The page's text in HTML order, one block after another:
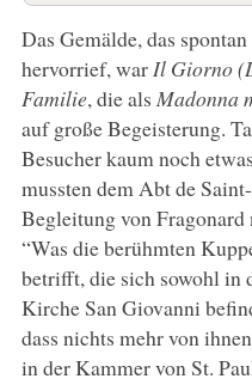
Das Gemälde, das
hervorrief, warIl Giorno
Familie, die als Madonna
auf große Begeisterung.
Besucher kaum noch
mussten dem Abt de
Begleitung von Fragonard
“Was die berühmten
betrifft, die sich sowohl in
Kirche San Giovanni
dass nichts mehr von
in der Kammer von St.